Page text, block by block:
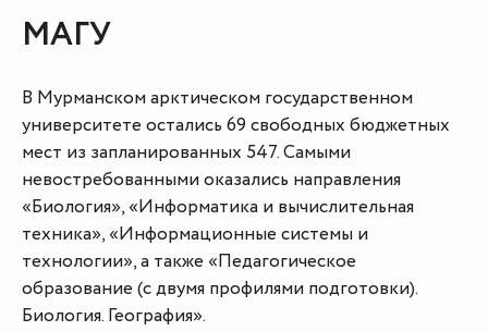
МАГУ
В Мурманском арктическом государственном
университете остались 69 свободных бюджетных
мест из запланированных 547. Самыми
невостребованными оказались направления
«Биология», «Информатика и вычислительная
техника», «Информационные системы и
технологии», а также «Педагогическое
образование (с двумя профилями подготовки).
Биология. География».